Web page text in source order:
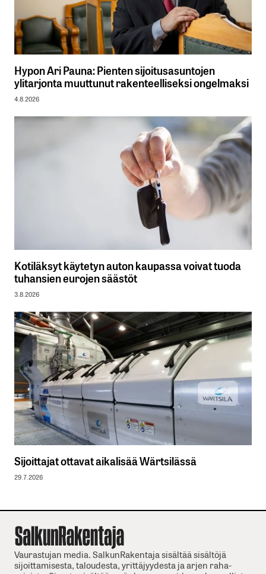
Hypon Ari Pauna: Pienten sijoitusasuntojen
ylitarjonta muuttunut rakenteelliseksi ongelmaksi
4.8.2026
Kotiläksyt käytetyn auton kaupassa voivat tuoda
tuhansien eurojen säästöt
3.8.2026
Sijoittajat ottavat aikalisää Wärtsilässä
29.7.2026
Vaurastujan media. SalkunRakentaja sisältää sisältöjä
sijoittamisesta, taloudesta, yrittäjyydesta ja arjen raha-